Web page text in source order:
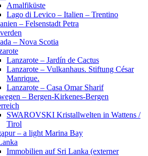
Amalfiküste
Lago di Levico – Italien – Trentino
– Felsenstadt Petra
– Nova Scotia
Lanzarote – Jardín de Cactus
Lanzarote – Vulkanhaus. Stiftung César
Manrique.
Lanzarote – Casa Omar Sharif
– Bergen-Kirkenes-Bergen
SWAROVSKI Kristallwelten in Wattens /
Tirol
– a light Marina Bay
Immobilien auf Sri Lanka (externer